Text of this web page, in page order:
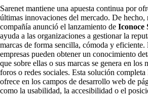
Sarenet mantiene una apuesta continua por
últimas innovaciones del mercado. De hecho,
compañía anunció el lanzamiento de Iconoce
ayuda a las organizaciones a gestionar la
marcas de forma sencilla, cómoda y eficiente.
empresas pueden obtener un conocimiento
que sobre ellas o sus marcas se genera en los
foros o redes sociales. Esta solución
ofrece en los campos de desarrollo web de
como la usabilidad, la accesibilidad o el